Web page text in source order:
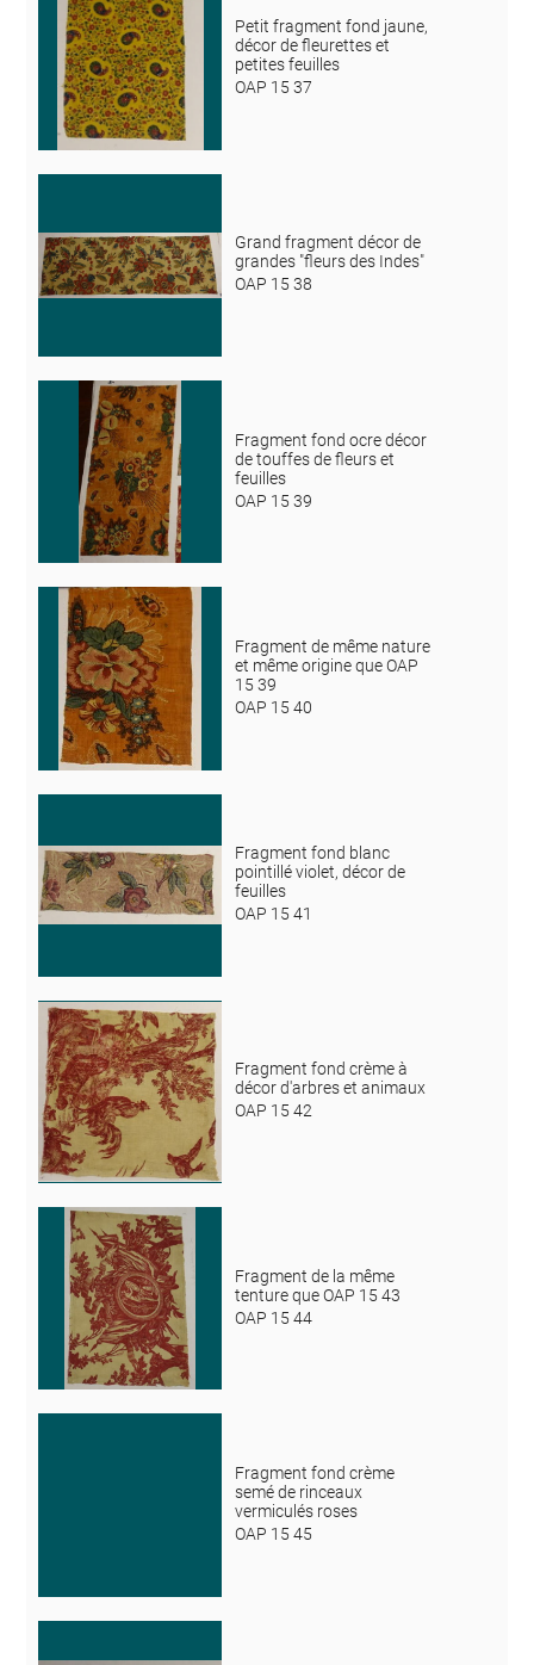
Petit fragment fond jaune,
décor de fleurettes et
petites feuilles
OAP 15 37
Grand fragment décor de
grandes "fleurs des Indes"
OAP 15 38
Fragment fond ocre décor
de touffes de fleurs et
feuilles
OAP 15 39
Fragment de même nature
et même origine que OAP
15 39
OAP 15 40
Fragment fond blanc
pointillé violet, décor de
feuilles
OAP 15 41
Fragment fond crème à
décor d'arbres et animaux
OAP 15 42
Fragment de la même
tenture que OAP 15 43
OAP 15 44
Fragment fond crème
semé de rinceaux
vermiculés roses
OAP 15 45